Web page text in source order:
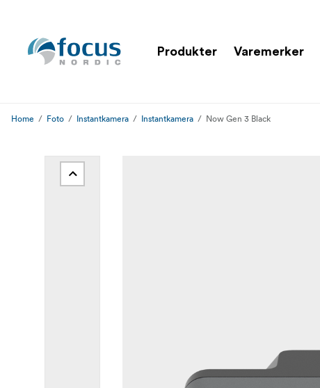
Produkter Varemerker
Home Foto Instantkamera Instantkamera Now Gen 3 Black